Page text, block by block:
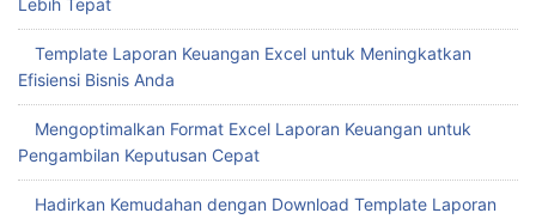
Lebih Tepat
Template Laporan Keuangan Excel untuk Meningkatkan
Efisiensi Bisnis Anda
Mengoptimalkan Format Excel Laporan Keuangan untuk
Pengambilan Keputusan Cepat
Hadirkan Kemudahan dengan Download Template Laporan